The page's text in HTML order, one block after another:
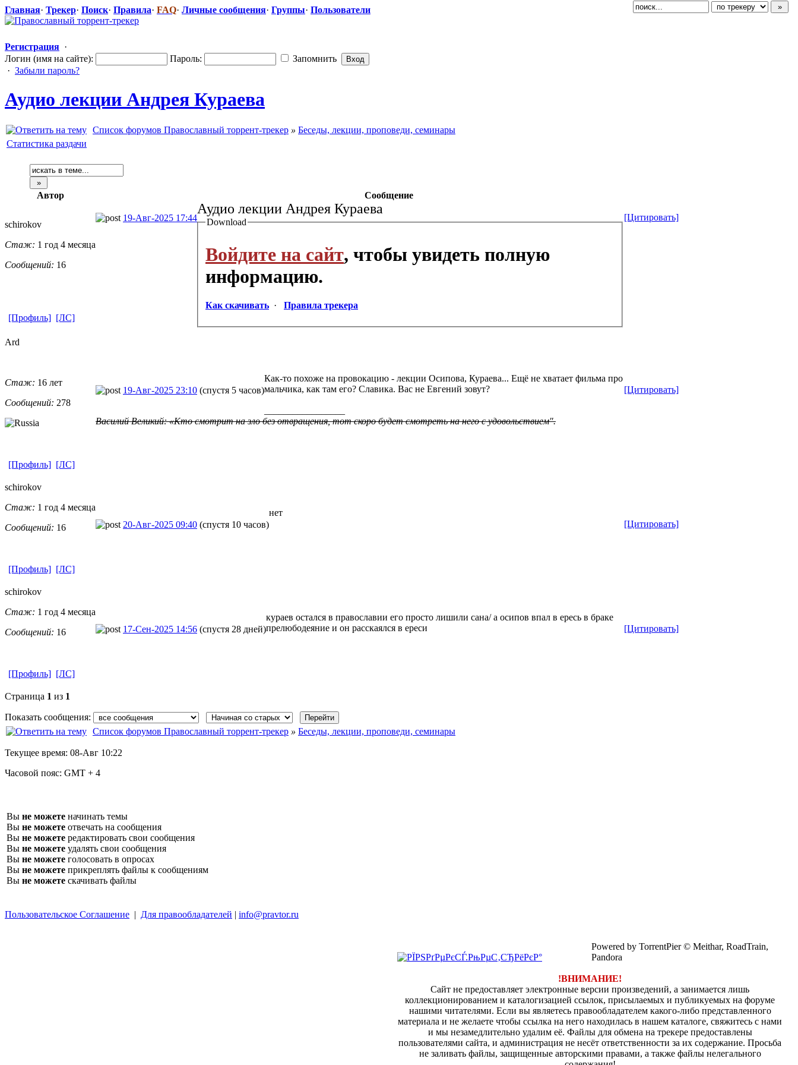
Главная· Трекер· Поиск· Правила· FAQ· Личные сообщения· Группы· Пользователи
Регистрация ·
Логин (имя на сайте):
Пароль:
Запомнить
· Забыли пароль?
Аудио лекции Андрея Кураева
Список форумов Православный торрент-трекер » Беседы, лекции, проповеди, семинары
Статистика раздачи
Автор Сообщение
schirokov
Стаж: 1 год 4 месяца
Сообщений: 16
19-Авг-2025 17:44 [Цитировать]
Аудио лекции Андрея Кураева
Download
Войдите на сайт, чтобы увидеть полную
информацию.
Как скачивать · Правила трекера
[Профиль] [ЛС]
Ard
Стаж: 16 лет
Сообщений: 278
19-Авг-2025 23:10 (спустя 5 часов) [Цитировать]
Как-то похоже на провокацию - лекции Осипова, Кураева... Ещё не хватает фильма про
мальчика, как там его? Славика. Вас не Евгений зовут?
Василий Великий: «Кто смотрит на зло без отвращения, тот скоро будет смотреть на него с удовольствием".
[Профиль] [ЛС]
schirokov
Стаж: 1 год 4 месяца
Сообщений: 16 20-Авг-2025 09:40 (спустя 10 часов) [Цитировать]
нет
[Профиль] [ЛС]
schirokov
Стаж: 1 год 4 месяца
Сообщений: 16 17-Сен-2025 14:56 (спустя 28 дней) [Цитировать]
кураев остался в православии его просто лишили сана/ а осипов впал в ересь в браке
прелюбодеяние и он расскаялся в ереси
[Профиль] [ЛС]
Страница 1 из 1
Показать сообщения:
Список форумов Православный торрент-трекер » Беседы, лекции, проповеди, семинары
Текущее время: 08-Авг 10:22
Часовой пояс: GMT + 4
Вы не можете начинать темы
Вы не можете отвечать на сообщения
Вы не можете редактировать свои сообщения
Вы не можете удалять свои сообщения
Вы не можете голосовать в опросах
Вы не можете прикреплять файлы к сообщениям
Вы не можете скачивать файлы
Пользовательское Соглашение | Для правообладателей | info@pravtor.ru
Powered by TorrentPier © Meithar, RoadTrain,
Pandora
!ВНИМАНИЕ!
Сайт не предоставляет электронные версии произведений, а занимается лишь
коллекционированием и каталогизацией ссылок, присылаемых и публикуемых на форуме
нашими читателями. Если вы являетесь правообладателем какого-либо представленного
материала и не желаете чтобы ссылка на него находилась в нашем каталоге, свяжитесь с нами
и мы незамедлительно удалим её. Файлы для обмена на трекере предоставлены
пользователями сайта, и администрация не несёт ответственности за их содержание. Просьба
не заливать файлы, защищенные авторскими правами, а также файлы нелегального